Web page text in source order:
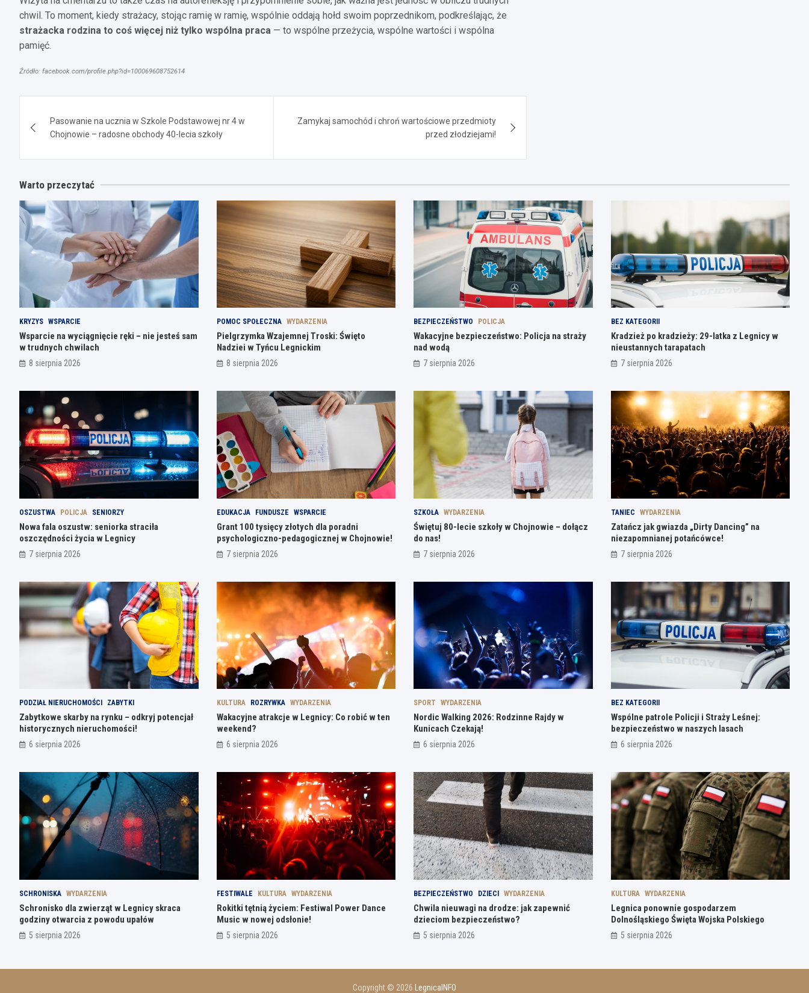
chwil. To moment, kiedy strażacy, stojąc ramię w ramię, wspólnie oddają hołd swoim poprzednikom, podkreślając, że
strażacka rodzina to coś więcej niż tylko wspólna praca — to wspólne przeżycia, wspólne wartości i wspólna
pamięć.
Źródło: facebook.com/profile.php?id=100069608752614
wpisuPasowanie na ucznia w Szkole Podstawowej nr 4 w
Chojnowie – radosne obchody 40-lecia szkoły
Zamykaj samochód i chroń wartościowe przedmioty
przed złodziejami!
Warto przeczytać
KRYZYS WSPARCIE
Wsparcie na wyciągnięcie ręki – nie jesteś sam
w trudnych chwilach
8 sierpnia 2026
POMOC SPOŁECZNA WYDARZENIA
Pielgrzymka Wzajemnej Troski: Święto
Nadziei w Tyńcu Legnickim
8 sierpnia 2026
BEZPIECZEŃSTWO POLICJA
Wakacyjne bezpieczeństwo: Policja na straży
nad wodą
7 sierpnia 2026
BEZ KATEGORII
Kradzież po kradzieży: 29-latka z Legnicy w
nieustannych tarapatach
7 sierpnia 2026
OSZUSTWA POLICJA SENIORZY
Nowa fala oszustw: seniorka straciła
oszczędności życia w Legnicy
7 sierpnia 2026
EDUKACJA FUNDUSZE WSPARCIE
Grant 100 tysięcy złotych dla poradni
psychologiczno-pedagogicznej w Chojnowie!
7 sierpnia 2026
SZKOŁA WYDARZENIA
Świętuj 80-lecie szkoły w Chojnowie – dołącz
do nas!
7 sierpnia 2026
TANIEC WYDARZENIA
Zatańcz jak gwiazda „Dirty Dancing” na
niezapomnianej potańcówce!
7 sierpnia 2026
PODZIAŁ NIERUCHOMOŚCI ZABYTKI
Zabytkowe skarby na rynku – odkryj potencjał
historycznych nieruchomości!
6 sierpnia 2026
KULTURA ROZRYWKA WYDARZENIA
Wakacyjne atrakcje w Legnicy: Co robić w ten
weekend?
6 sierpnia 2026
SPORT WYDARZENIA
Nordic Walking 2026: Rodzinne Rajdy w
Kunicach Czekają!
6 sierpnia 2026
BEZ KATEGORII
Wspólne patrole Policji i Straży Leśnej:
bezpieczeństwo w naszych lasach
6 sierpnia 2026
SCHRONISKA WYDARZENIA
Schronisko dla zwierząt w Legnicy skraca
godziny otwarcia z powodu upałów
5 sierpnia 2026
FESTIWALE KULTURA WYDARZENIA
Rokitki tętnią życiem: Festiwal Power Dance
Music w nowej odsłonie!
5 sierpnia 2026
BEZPIECZEŃSTWO DZIECI WYDARZENIA
Chwila nieuwagi na drodze: jak zapewnić
dzieciom bezpieczeństwo?
5 sierpnia 2026
KULTURA WYDARZENIA
Legnica ponownie gospodarzem
Dolnośląskiego Święta Wojska Polskiego
5 sierpnia 2026
Copyright © 2026 LegnicaINFO